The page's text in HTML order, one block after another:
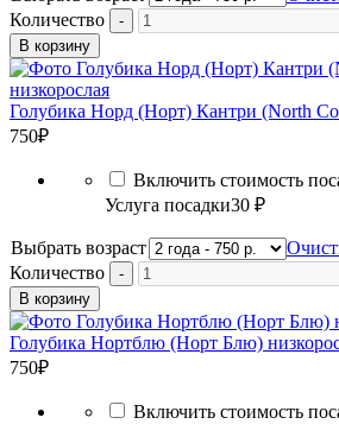
Количество
В корзину
Голубика Норд (Норт) Кантри (North
750₽
Включить стоимость
Услуга посадки30 ₽
Выбрать возраст
Количество
В корзину
Голубика Нортблю (Норт Блю)
750₽
Включить стоимость